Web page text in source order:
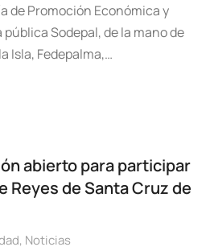
de Promoción Económica y
Sodepal, de la mano de
Isla, Fedepalma,…
abierto para participar
Reyes de Santa Cruz de
, Noticias